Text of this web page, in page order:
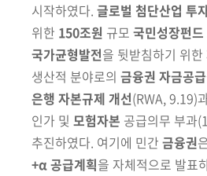
시작하였다. 글로벌 첨단산업 투
위한 150조원 규모 국민성장펀드
국가균형발전을 뒷받침하기 위한
생산적 분야로의 금융권 자금공급
은행 자본규제 개선(RWA, 9.19)
인가 및 모험자본 공급의무 부과
추진하였다. 여기에 민간 금융권
+α 공급계획을 자체적으로 발표